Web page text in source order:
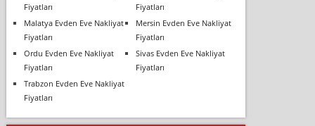
Fiyatları
Fiyatları
Malatya Evden Eve Nakliyat
Fiyatları
Mersin Evden Eve Nakliyat
Fiyatları
Ordu Evden Eve Nakliyat
Fiyatları
Sivas Evden Eve Nakliyat
Fiyatları
Trabzon Evden Eve Nakliyat
Fiyatları